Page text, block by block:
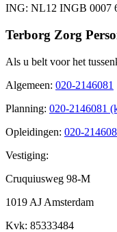
ING: NL12 INGB 0007
Terborg Zorg
Als u belt voor het
Algemeen: 020-2146081
Planning: 020-2146081
Opleidingen: 020-
Vestiging:
Cruquiusweg 98-M
1019 AJ Amsterdam
Kvk: 85333484